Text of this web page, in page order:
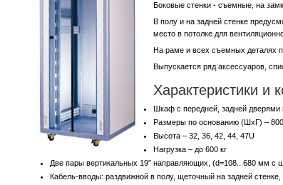
Боковые стенки - съемные, на
В полу и на задней стенке
место в потолке для
На раме и всех съемных деталях
Выпускается ряд аксессуаров,
Характеристики и
Шкаф с передней, задней
Размеры по основанию (ШхГ) –
Высота – 32, 36, 42, 44, 47U
Нагрузка – до 600 кг
Две пары вертикальных 19” направляющих, (d=108...680 мм с
Кабель-вводы: раздвижной в полу, щеточный на задней